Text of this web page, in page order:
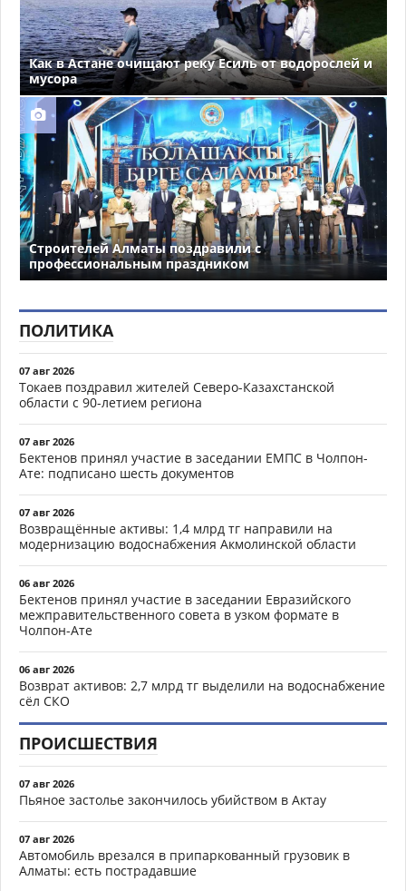
Как в Астане очищают реку Есиль от водорослей и
мусора
Строителей Алматы поздравили с
профессиональным праздником
ПОЛИТИКА
07 авг 2026
Токаев поздравил жителей Северо-Казахстанской
области с 90-летием региона
07 авг 2026
Бектенов принял участие в заседании ЕМПС в Чолпон-
Ате: подписано шесть документов
07 авг 2026
Возвращённые активы: 1,4 млрд тг направили на
модернизацию водоснабжения Акмолинской области
06 авг 2026
Бектенов принял участие в заседании Евразийского
межправительственного совета в узком формате в
Чолпон-Ате
06 авг 2026
Возврат активов: 2,7 млрд тг выделили на водоснабжение
сёл СКО
ПРОИСШЕСТВИЯ
07 авг 2026
Пьяное застолье закончилось убийством в Актау
07 авг 2026
Автомобиль врезался в припаркованный грузовик в
Алматы: есть пострадавшие